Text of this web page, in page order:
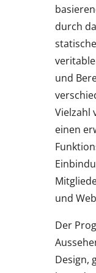
durch
und
Vielzahl
einen
und
Der
Design,